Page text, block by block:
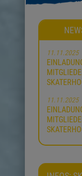
11.11.2025
11.11.2025